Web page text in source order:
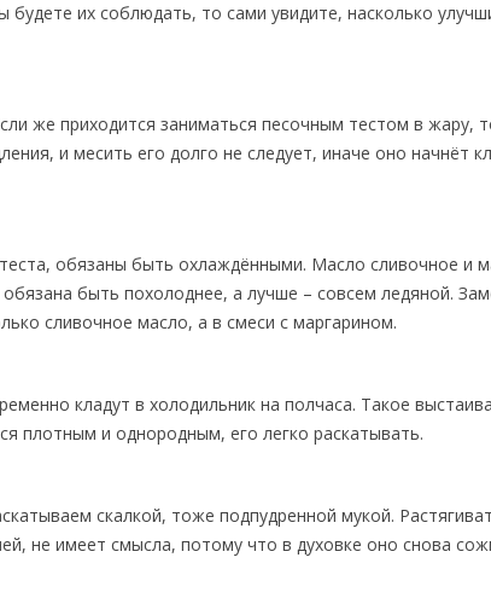
их соблюдать, то сами увидите, насколько
же приходится заниматься песочным тестом в жару,
и месить его долго не следует, иначе оно начнёт
обязаны быть охлаждёнными. Масло сливочное и
быть похолоднее, а лучше – совсем ледяной.
сливочное масло, а в смеси с маргарином.
кладут в холодильник на полчаса. Такое
плотным и однородным, его легко раскатывать.
скалкой, тоже подпудренной мукой.
не имеет смысла, потому что в духовке оно снова